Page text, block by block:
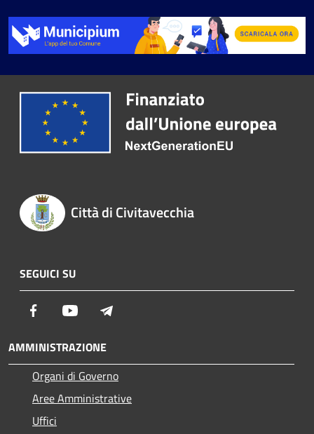
Città di Civitavecchia
SEGUICI SU
Facebook Youtube
AMMINISTRAZIONE
Organi di Governo
Aree Amministrative
Uffici